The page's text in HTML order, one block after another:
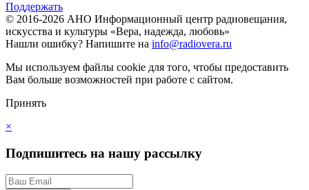
Поддержать
© 2016-2026 АНО Информационный центр радиовещания,
искусства и культуры «Вера, надежда, любовь»
Нашли ошибку? Напишите на info@radiovera.ru
Мы используем файлы cookie для того, чтобы предоставить
Вам больше возможностей при работе с сайтом.
Принять
×
Подпишитесь на нашу рассылку